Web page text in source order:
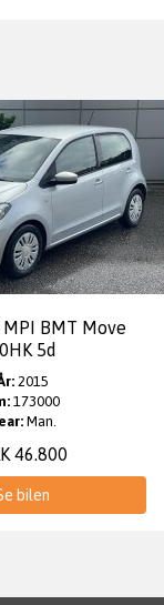
MPI BMT Move
5d
2015
173000
Man.
46.800
bilen